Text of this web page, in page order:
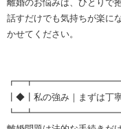
離婚のお悩みは、ひとりで
話すだけでも気持ちが楽に
かせてください。
┃◆┃私の強み｜まずは丁